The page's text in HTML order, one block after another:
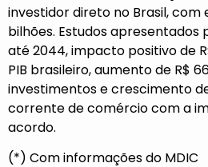
investidor direto no Brasil, com
bilhões. Estudos apresentados
até 2044, impacto positivo de
PIB brasileiro, aumento de R$
investimentos e crescimento
corrente de comércio com a
acordo.
(*) Com informações do MDIC